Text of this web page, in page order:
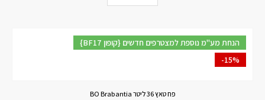
{BF17 קופון} הנחת מע"מ נוספת למצטרפים חדשים
-15%
פח טאץ 36 ליטר BO Brabantia